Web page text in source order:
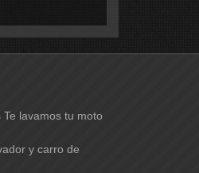
lavamos tu moto
y carro de